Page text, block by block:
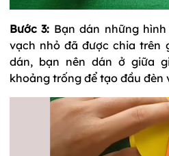
Bước 3: Bạn dán những
vạch nhỏ đã được chia trên
dán, bạn nên dán ở giữa
khoảng trống để tạo đầu đèn